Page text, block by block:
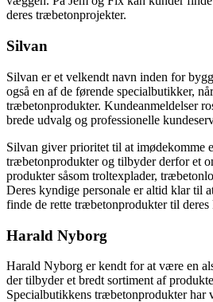
deres træbetonprojekter.
Silvan
Silvan er et velkendt navn inden for
også en af de førende specialbutikker,
træbetonprodukter. Kundeanmeldelser
brede udvalg og professionelle
Silvan giver prioritet til at imødekomme
træbetonprodukter og tilbyder derfor et
produkter såsom troltexplader,
Deres kyndige personale er altid klar til
finde de rette træbetonprodukter til deres
Harald Nyborg
Harald Nyborg er kendt for at være en
der tilbyder et bredt sortiment af
Specialbutikkens træbetonprodukter har